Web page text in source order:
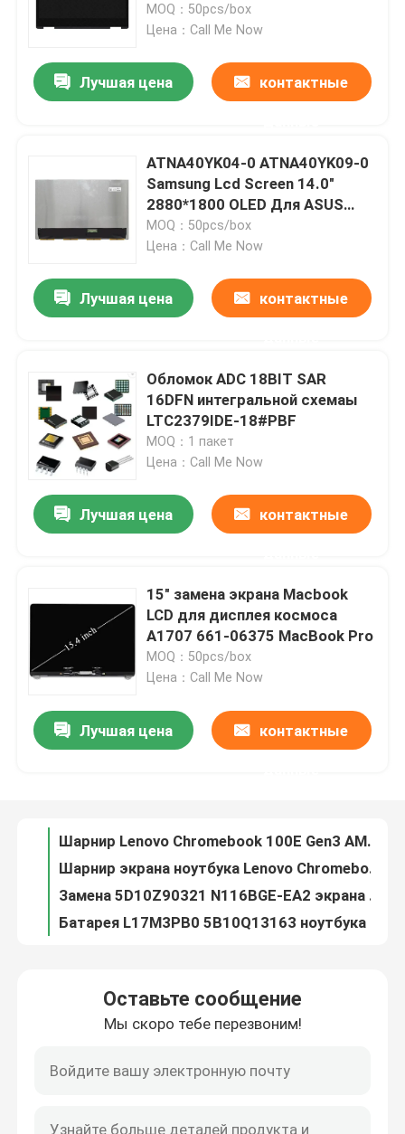
Дом
Продукты
Видео
Путешествие фабрики
Проверка качества
Спросите цитату
Замена экрана Lenovo LCD
Замена экрана Dell LCD
MOQ：50pcs/box
Цена：Call Me Now
Лучшая цена контактные
ATNA40YK04-0 ATNA40YK09-0
Samsung Lcd Screen 14.0"
2880*1800 OLED Для ASUS
M3400 K3402 K3405 K6400
MOQ：50pcs/box
Цена：Call Me Now
Лучшая цена контактные
Обломок ADC 18BIT SAR
16DFN интегральной схемаы
LTC2379IDE-18#PBF
MOQ：1 пакет
Цена：Call Me Now
Лучшая цена контактные
15" замена экрана Macbook
LCD для дисплея космоса
A1707 661-06375 MacBook Pro
MOQ：50pcs/box
Цена：Call Me Now
Лучшая цена контактные
Шарнир Lenovo Chromebook 100E Gen3 AMD запасных частей ноутбука 5H50W13778 установил L+R
Замена экрана Chromebook 500E Gen2 Lenovo с шатоном отсутствие грифеля 5D10T79593
Оставьте сообщение
Мы скоро тебе перезвоним!